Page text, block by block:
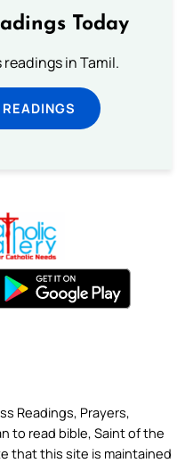
Today
in Tamil.
Readings, Prayers,
to read bible, Saint of the
that this site is maintained